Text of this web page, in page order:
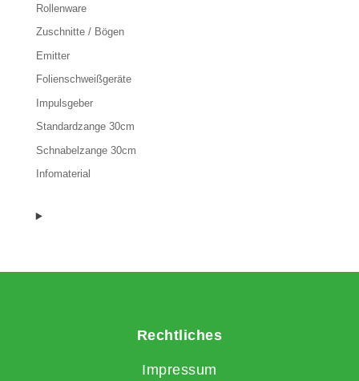
Rollenware
Zuschnitte / Bögen
Emitter
Folienschweißgeräte
Impulsgeber
Standardzange 30cm
Schnabelzange 30cm
Infomaterial
Rechtliches
Impressum